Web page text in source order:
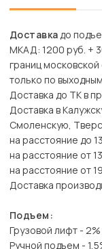
Доставкадо
МКАД: 1200 руб. +
границ
только по
Доставка до ТК в
Доставка в
Смоленскую,
на расстояние до
на расстояние от
на расстояние от
Доставка
Подъем:
Грузовой лифт -
Ручной подъем -